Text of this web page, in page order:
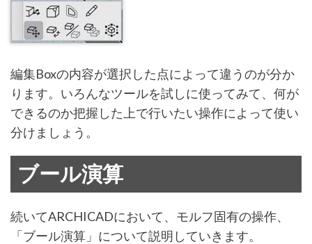
編集Boxの内容が選択した点によって違うのが分か
ります。いろんなツールを試しに使ってみて、何が
できるのか把握した上で行いたい操作によって使い
分けましょう。
ブール演算
続いてARCHICADにおいて、モルフ固有の操作、
「ブール演算」について説明していきます。